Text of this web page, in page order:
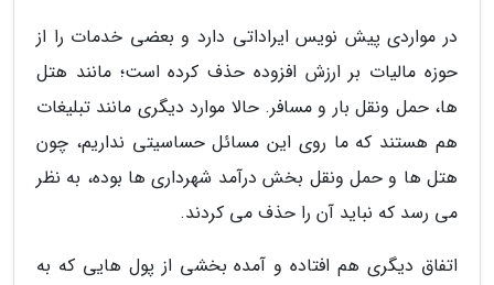
در مواردی پیش نویس ایراداتی دارد و بعضی خدمات را از
حوزه مالیات بر ارزش افزوده حذف کرده است؛ مانند هتل
ها، حمل ونقل بار و مسافر. حالا موارد دیگری مانند تبلیغات
هم هستند که ما روی این مسائل حساسیتی نداریم، چون
هتل ها و حمل ونقل بخش درآمد شهرداری ها بوده، به نظر
می رسد که نباید آن را حذف می کردند.
اتفاق دیگری هم افتاده و آمده بخشی از پول هایی که به